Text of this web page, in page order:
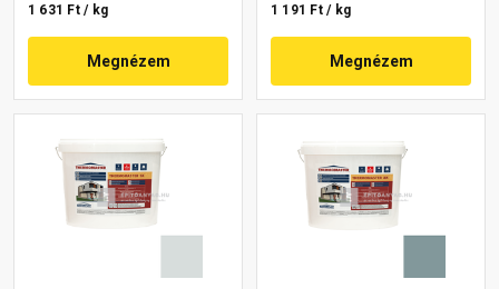
1 631 Ft / kg
Megnézem
1 191 Ft / kg
Megnézem